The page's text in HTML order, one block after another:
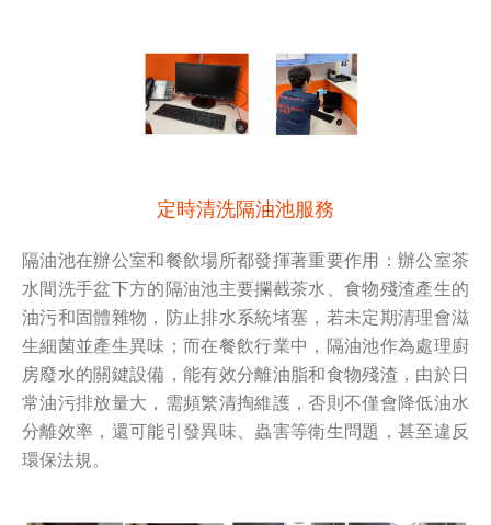
定時清洗隔油池服務
隔油池在辦公室和餐飲場所都發揮著重要作用：辦公室茶
水間洗手盆下方的隔油池主要攔截茶水、食物殘渣產生的
油污和固體雜物，防止排水系統堵塞，若未定期清理會滋
生細菌並產生異味；而在餐飲行業中，隔油池作為處理廚
房廢水的關鍵設備，能有效分離油脂和食物殘渣，由於日
常油污排放量大，需頻繁清掏維護，否則不僅會降低油水
分離效率，還可能引發異味、蟲害等衛生問題，甚至違反
環保法規。